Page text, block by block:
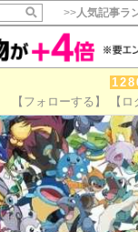
>>人気記事ラ
【フォローする】
【